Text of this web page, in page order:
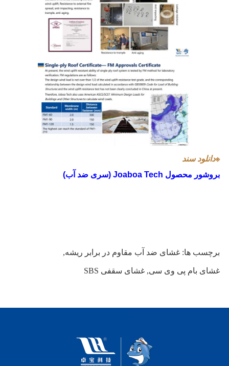
دانلود سند
بروشور محصول Joaboa Tech (سری ضد آب)
برچسب ها:غشای ضد آب مقاوم در برابر ریشه,
غشای بام پی وی سی, غشای سقفی SBS